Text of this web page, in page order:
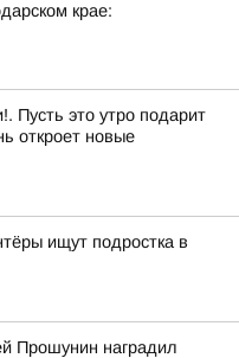
крае:
Пусть это утро подарит
откроет новые
ищут подростка в
Прошунин наградил